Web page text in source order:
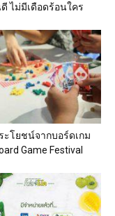
ไม่มีเดือดร้อนใคร
ะโยชน์จากบอร์ดเกม
Game Festival